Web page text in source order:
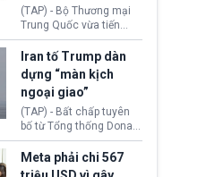
(TAP) - Bộ Thương mại
Trung Quốc vừa tiến
hành áp đặt lệnh trừng
phạt lên hàng loạt thực
thể và siết chặt kiểm
soát xuất khẩu máy bay
không người lái (UAV)
sang Hoa Kỳ. Động thái
này nhằm đáp trả các
biện pháp hạn chế
thương mại, áp thuế mới
cùng lệnh cấm công
Iran tố Trump dàn
dựng “màn kịch
ngoại giao”
(TAP) - Bất chấp tuyên
bố từ Tổng thống Donald
Trump về tiến trình đàm
phán hòa bình, Iran
khẳng định chưa có bất
Meta phải chi 567